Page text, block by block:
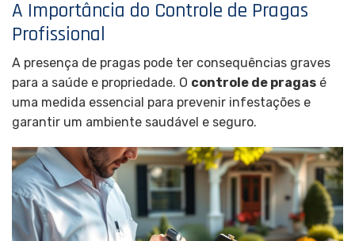
A Importância do Controle de Pragas
Profissional
A presença de pragas pode ter consequências graves
para a saúde e propriedade. O controle de pragas é
uma medida essencial para prevenir infestações e
garantir um ambiente saudável e seguro.